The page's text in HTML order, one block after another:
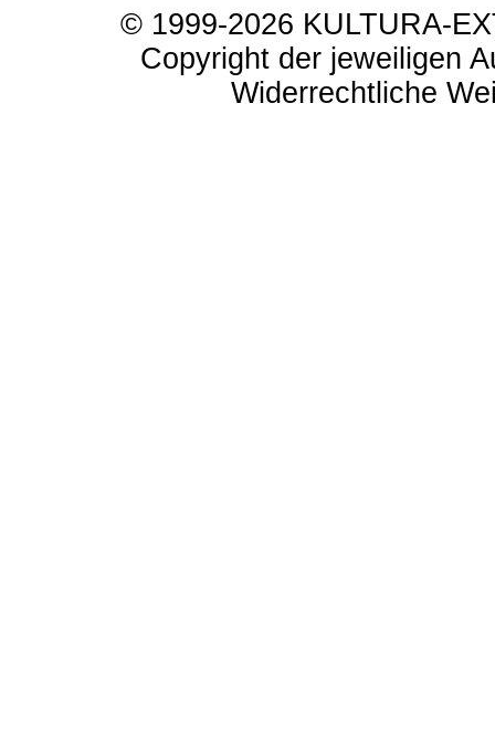
© 1999-2026 KULTURA-
Copyright der jeweiligen
Widerrechtliche